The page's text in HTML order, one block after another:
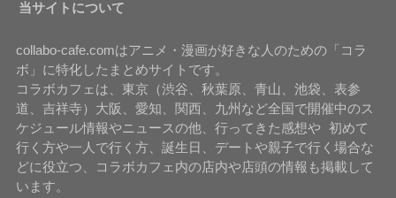
当サイトについて
collabo-cafe.comはアニメ・漫画が好きな人のための「コラ
ボ」に特化したまとめサイトです。
コラボカフェは、東京（渋谷、秋葉原、青山、池袋、表参
道、吉祥寺）大阪、愛知、関西、九州など全国で開催中のス
ケジュール情報やニュースの他、行ってきた感想や 初めて
行く方や一人で行く方、誕生日、デートや親子で行く場合な
どに役立つ、コラボカフェ内の店内や店頭の情報も掲載して
います。